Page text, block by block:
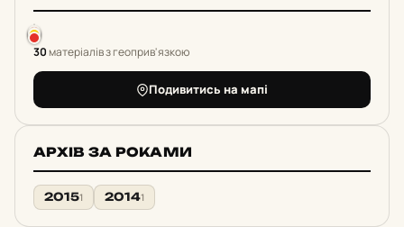
30матеріалів з геоприв'язкою
Подивитись на мапі
АРХІВ ЗА РОКАМИ
20151 20141